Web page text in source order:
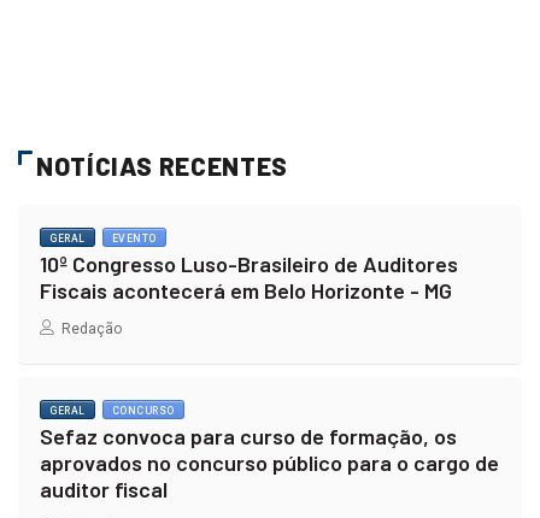
NOTÍCIAS RECENTES
GERAL EVENTO
10º Congresso Luso-Brasileiro de Auditores
Fiscais acontecerá em Belo Horizonte - MG
Redação
GERAL CONCURSO
Sefaz convoca para curso de formação, os
aprovados no concurso público para o cargo de
auditor fiscal